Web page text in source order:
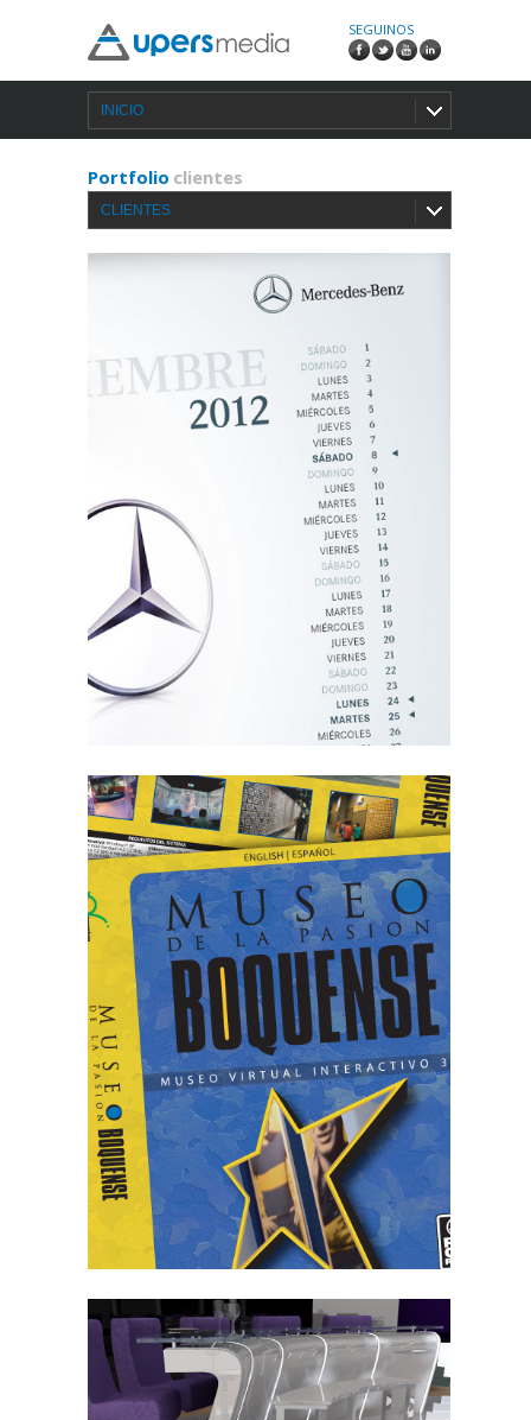
SEGUINOS
INICIO
Portfolio clientes
CLIENTES